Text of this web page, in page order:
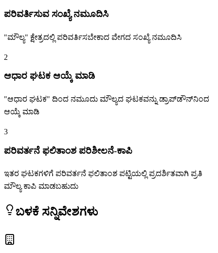
ಪರಿವರ್ತಿಸುವ ಸಂಖ್ಯೆ ನಮೂದಿಸಿ
"ಮೌಲ್ಯ" ಕ್ಷೇತ್ರದಲ್ಲಿ ಪರಿವರ್ತಿಸಬೇಕಾದ ವೇಗದ ಸಂಖ್ಯೆ ನಮೂದಿಸಿ
2
ಆಧಾರ ಘಟಕ ಆಯ್ಕೆ ಮಾಡಿ
"ಆಧಾರ ಘಟಕ" ದಿಂದ ನಮೂದು ಮೌಲ್ಯದ ಘಟಕವನ್ನು ಡ್ರಾಪ್‌ಡೌನ್‌ನಿಂದ
ಆಯ್ಕೆ ಮಾಡಿ
3
ಪರಿವರ್ತನೆ ಫಲಿತಾಂಶ ಪರಿಶೀಲನೆ-ಕಾಪಿ
ಇತರ ಘಟಕಗಳಿಗೆ ಪರಿವರ್ತನೆ ಫಲಿತಾಂಶ ಪಟ್ಟಿಯಲ್ಲಿ ಪ್ರದರ್ಶಿತವಾಗಿ ಪ್ರತಿ
ಮೌಲ್ಯ ಕಾಪಿ ಮಾಡಬಹುದು
ಬಳಕೆ ಸನ್ನಿವೇಶಗಳು